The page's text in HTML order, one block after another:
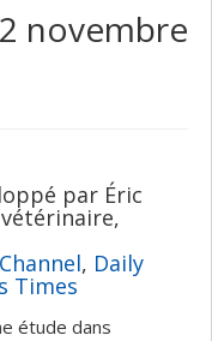
novembre
par Éric
, Daily
Times
étude dans